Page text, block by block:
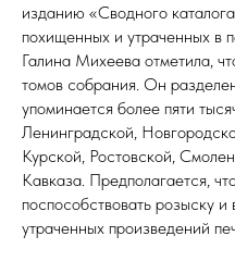
изданию «Сводного
похищенных и утраченных в
Галина Михеева отметила,
томов собрания. Он
упоминается более пяти
Ленинградской,
Курской, Ростовской,
Кавказа. Предполагается,
поспособствовать розыску
утраченных произведений